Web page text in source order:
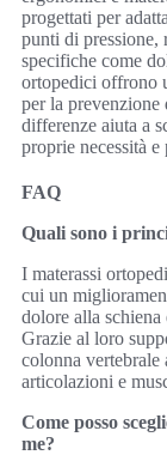
progettati per
punti di pressione,
specifiche come
ortopedici offrono
per la prevenzione
differenze aiuta a
proprie necessità
FAQ
Quali sono i
I materassi
cui un
dolore alla
Grazie al loro
colonna vertebrale
articolazioni e
Come posso
me?